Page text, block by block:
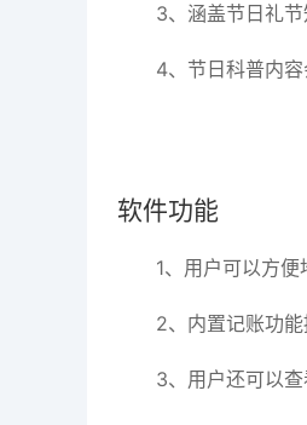
3、涵盖节日礼
4、节日科普内
软件功能
1、用户可以方
2、内置记账功
3、用户还可以